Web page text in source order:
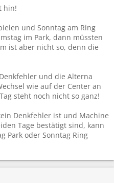
Tagen! ;)
anklicken....
samstag!
hin!
und Sonntag am Ring
im Park, dann müssten
ist aber nicht so, denn die
und die Alterna
wie auf der Center an
steht noch nicht so ganz!
Denkfehler ist und Machine
Tage bestätigt sind, kann
Park oder Sonntag Ring